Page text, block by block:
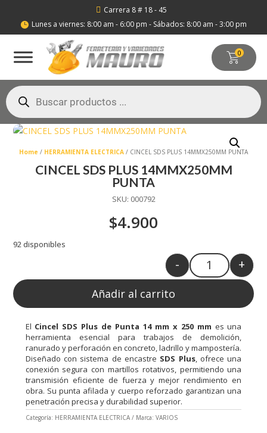
 Carrera 8 # 18 - 45
 Lunes a viernes: 8:00 am - 6:00 pm - Sábados: 8:00 am - 3:00 pm
0
Búsqueda
de
productos
Home / HERRAMIENTA ELECTRICA / CINCEL SDS PLUS 14MMX250MM PUNTA
CINCEL SDS PLUS 14MMX250MM
PUNTA
SKU: 000792
$4.900
92 disponibles
Quantity
- +
Añadir al carrito
El Cincel SDS Plus de Punta 14 mm x 250 mm es una
herramienta esencial para trabajos de demolición,
ranurado y perforación en concreto, ladrillo y mampostería.
Diseñado con sistema de encastre SDS Plus, ofrece una
conexión segura con martillos rotativos, permitiendo una
transmisión eficiente de fuerza y mejor rendimiento en
obra. Su punta afilada y cuerpo reforzado garantizan una
penetración precisa y durabilidad superior.
Categoría: HERRAMIENTA ELECTRICA Marca: VARIOS